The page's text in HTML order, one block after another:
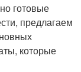
готовые
предлагаем
которые